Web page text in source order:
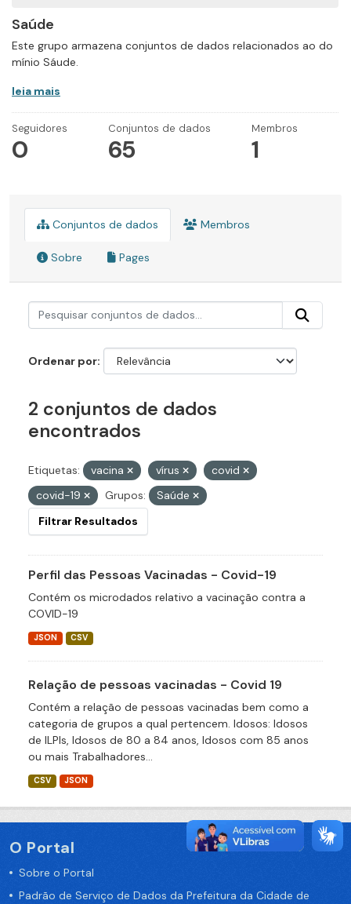
Saúde
Este grupo armazena conjuntos de dados relacionados ao do
mínio Sáude.
leia mais
Seguidores
0
Conjuntos de dados
65
Membros
1
Conjuntos de dados Membros
Sobre Pages
Ordenar por
2 conjuntos de dados
encontrados
Etiquetas: vacina vírus
covid
covid-19
Grupos:
Saúde
Filtrar Resultados
Perfil das Pessoas Vacinadas - Covid-19
Contém os microdados relativo a vacinação contra a
COVID-19
JSON CSV
Relação de pessoas vacinadas - Covid 19
Contém a relação de pessoas vacinadas bem como a
categoria de grupos a qual pertencem. Idosos: Idosos
de ILPIs, Idosos de 80 a 84 anos, Idosos com 85 anos
ou mais Trabalhadores...
CSV JSON
O Portal
Sobre o Portal
Padrão de Serviço de Dados da Prefeitura da Cidade de